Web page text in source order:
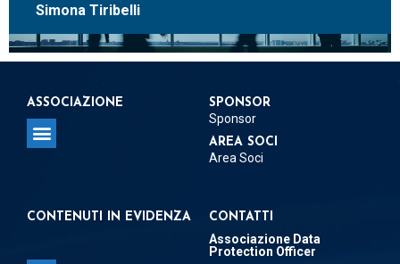
Simona Tiribelli
ASSOCIAZIONE SPONSOR
Sponsor
AREA SOCI
Area Soci
CONTENUTI IN EVIDENZA CONTATTI
Associazione Data
Protection Officer